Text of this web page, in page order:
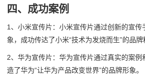
四、成功案例
1、小米宣传片：小米宣传片通过创新的宣传
象，成功传达了小米“技术为发烧而生”的品牌
2、华为宣传片：华为宣传片通过真实的案例
造了华为“让华为产品改变世界”的品牌形象。